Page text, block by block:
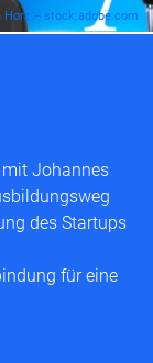
– stock.adobe.com
mit Johannes
des Startups
für eine